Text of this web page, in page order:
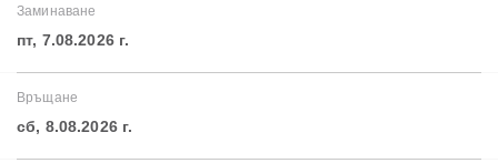
Заминаване
пт, 7.08.2026 г.
Връщане
сб, 8.08.2026 г.